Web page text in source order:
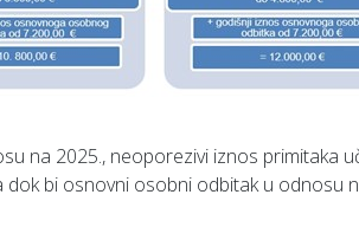
na 2025., neoporezivi iznos primitaka
dok bi osnovni osobni odbitak u odnosu